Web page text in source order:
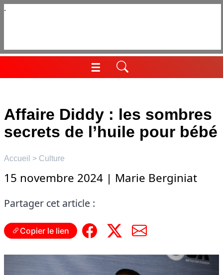
Aller
☰
Menu
Affaire Diddy : les sombres
secrets de l’huile pour bébé
Accueil > Culture
15 novembre 2024 | Marie Berginiat
Partager cet article :
Copier le lien